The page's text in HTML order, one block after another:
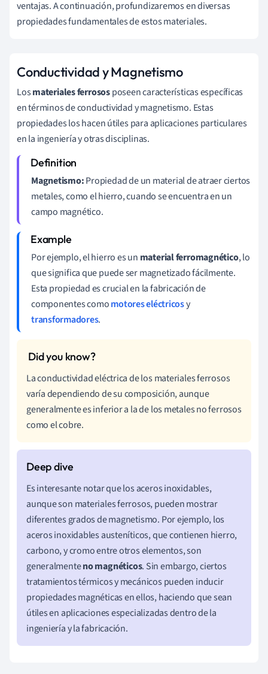
ventajas. A continuación, profundizaremos en diversas
propiedades fundamentales de estos materiales.
Conductividad y Magnetismo
Losmateriales ferrososposeen características específicas
en términos de conductividad y magnetismo. Estas
propiedades los hacen útiles para aplicaciones particulares
en la ingeniería y otras disciplinas.
Magnetismo:Propiedad de un material de atraer ciertos
metales, como el hierro, cuando se encuentra en un
campo magnético.
Por ejemplo, el hierro es un material ferromagnético, lo
que significa que puede ser magnetizado fácilmente.
Esta propiedad es crucial en la fabricación de
componentes comomotores eléctricosy
transformadores.
La conductividad eléctrica de los materiales ferrosos
varía dependiendo de su composición, aunque
generalmente es inferior a la de los metales no ferrosos
como el cobre.
Es interesante notar que los aceros inoxidables,
aunque son materiales ferrosos, pueden mostrar
diferentes grados de magnetismo. Por ejemplo, los
aceros inoxidables austeníticos, que contienen hierro,
carbono, y cromo entre otros elementos, son
generalmenteno magnéticos. Sin embargo, ciertos
tratamientos térmicos y mecánicos pueden inducir
propiedades magnéticas en ellos, haciendo que sean
útiles en aplicaciones especializadas dentro de la
ingeniería y la fabricación.